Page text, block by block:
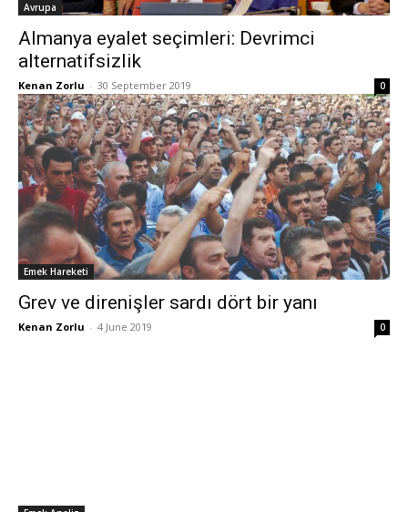
Avrupa
Almanya eyalet seçimleri: Devrimci
alternatifsizlik
Kenan Zorlu - 30 September 2019 0
Emek Hareketi
Grev ve direnişler sardı dört bir yanı
Kenan Zorlu - 4 June 2019 0